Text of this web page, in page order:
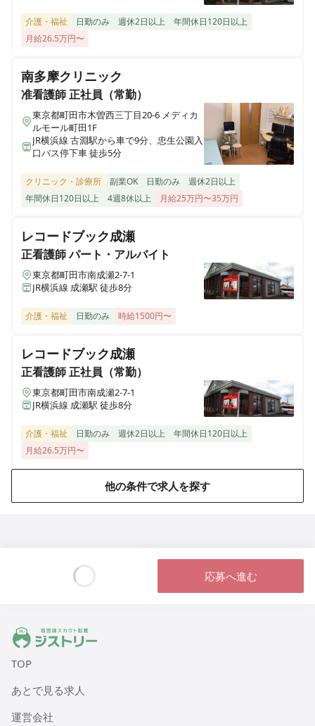
介護・福祉 日勤のみ 週休2日以上
年間休日120日以上
月給26.5万円〜
南多摩クリニック
准看護師正社員（常勤）
東京都町田市木曽西三丁目20-6 メディカ
ルモール町田1F
JR横浜線 古淵駅から車で9分、忠生公園入
口バス停下車 徒歩5分
クリニック・診療所 副業OK 日勤のみ
週休2日以上
年間休日120日以上
4週8休以上 月給25万円〜35万円
レコードブック成瀬
正看護師パート・アルバイト
東京都町田市南成瀬2-7-1
JR横浜線 成瀬駅 徒歩8分
介護・福祉 日勤のみ 時給1500円〜
レコードブック成瀬
正看護師正社員（常勤）
東京都町田市南成瀬2-7-1
JR横浜線 成瀬駅 徒歩8分
介護・福祉 日勤のみ 週休2日以上
年間休日120日以上
月給26.5万円〜
他の条件で求人を探す
応募へ進む
ジストリー 看護師の転職マッチング
TOP
あとで見る求人
運営会社